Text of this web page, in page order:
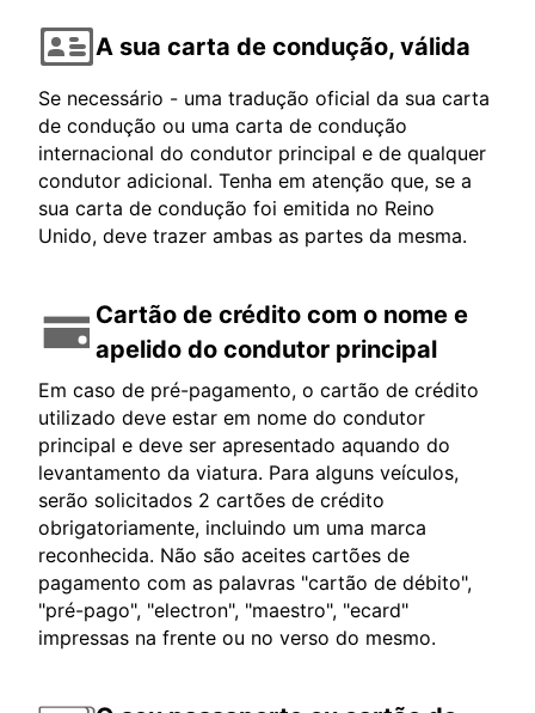
A sua carta de condução, válida
Se necessário - uma tradução oficial da sua carta
de condução ou uma carta de condução
internacional do condutor principal e de qualquer
condutor adicional. Tenha em atenção que, se a
sua carta de condução foi emitida no Reino
Unido, deve trazer ambas as partes da mesma.
Cartão de crédito com o nome e
apelido do condutor principal
Em caso de pré-pagamento, o cartão de crédito
utilizado deve estar em nome do condutor
principal e deve ser apresentado aquando do
levantamento da viatura. Para alguns veículos,
serão solicitados 2 cartões de crédito
obrigatoriamente, incluindo um uma marca
reconhecida. Não são aceites cartões de
pagamento com as palavras "cartão de débito",
"pré-pago", "electron", "maestro", "ecard"
impressas na frente ou no verso do mesmo.